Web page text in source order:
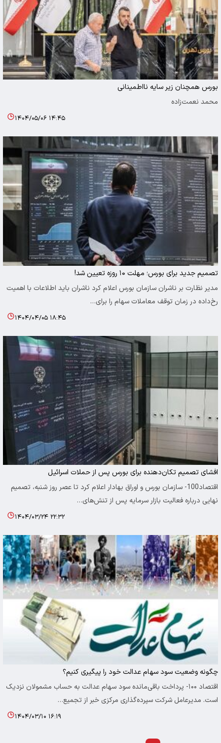
بورس همچنان زیر سایه نااطمینانی‌
محمد نعمت‌زاده
۱۴۰۴/۰۵/۰۶ ۱۴:۴۵
تصمیم جدید برای بورس؛ مهلت ۱۰ روزه تعیین شد!
مدیر نظارت بر ناشران سازمان بورس اعلام کرد ناشران باید اطلاعات با اهمیت
رخ‌داده در زمان توقف معاملات سهام را برای…
۱۴۰۴/۰۴/۰۵ ۱۸:۴۵
افشای تصمیم تکان‌دهنده برای بورس پس از حملات اسرائیل
اقتصاد100- سازمان بورس و اوراق بهادار اعلام کرد تا عصر روز شنبه، تصمیم
نهایی درباره فعالیت بازار سرمایه پس از تنش‌های…
۱۴۰۴/۰۳/۲۴ ۲۲:۳۲
چگونه وضعیت سود سهام عدالت خود را پیگیری کنیم؟
اقتصاد ۱۰۰- پرداخت باقی‌مانده سود سهام عدالت به حساب مشمولان نزدیک
است. مدیرعامل شرکت سپرده‌گذاری مرکزی خبر از تجمیع…
۱۴۰۴/۰۳/۱۰ ۱۶:۱۹